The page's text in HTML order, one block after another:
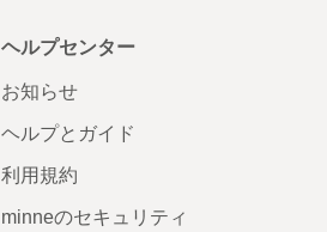
ヘルプセンター
お知らせ
ヘルプとガイド
利用規約
minneのセキュリティ